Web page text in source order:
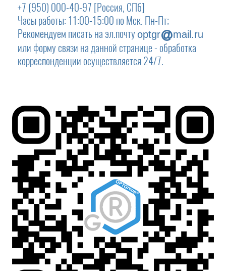
+7 (950) 000-40-97 [Россия, СПб]
Часы работы: 11:00-15:00 по Мск. Пн-Пт;
Рекомендуем писать на эл.почту optgr mail.ru
или форму связи на данной странице - обработка
корреспонденции осуществляется 24/7.